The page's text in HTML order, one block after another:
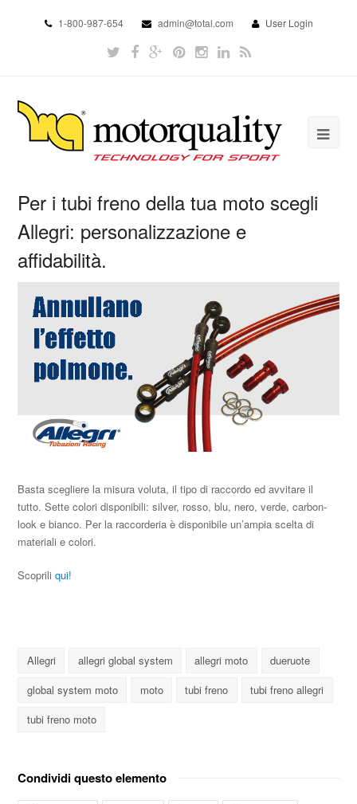
1-800-987-654 admin@total.com User Login
Per i tubi freno della tua moto scegli
Allegri: personalizzazione e
affidabilità.
Basta scegliere la misura voluta, il tipo di raccordo ed avvitare il
tutto. Sette colori disponibili: silver, rosso, blu, nero, verde, carbon-
look e bianco. Per la raccorderia è disponibile un’ampia scelta di
materiali e colori.
Scopriliqui!
Allegri allegri global system allegri moto
dueruote
global system moto
moto tubi freno
tubi freno allegri
tubi freno moto
Condividi questo elemento